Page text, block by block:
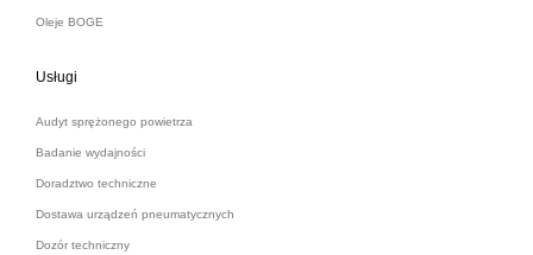
Oleje BOGE
Usługi
Audyt sprężonego powietrza
Badanie wydajności
Doradztwo techniczne
Dostawa urządzeń pneumatycznych
Dozór techniczny